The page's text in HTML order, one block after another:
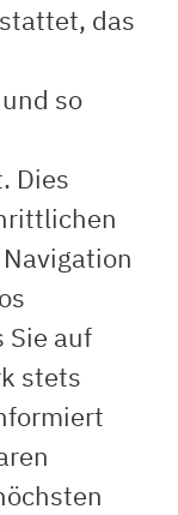
das
so
Dies
Sie auf
stets